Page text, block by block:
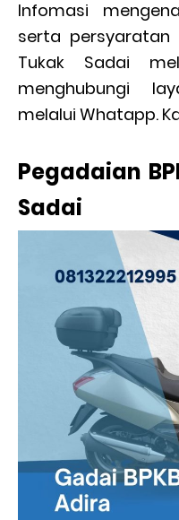
Infomasi
serta persyaratan
Tukak Sadai
menghubungi
melalui Whatapp.
Pegadaian
Sadai